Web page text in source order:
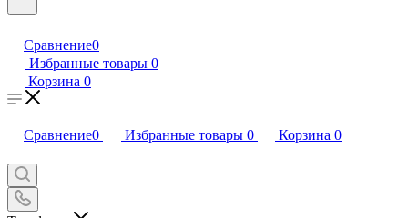
Сравнение0
Избранные товары 0
Корзина 0
Сравнение0 Избранные товары 0 Корзина 0